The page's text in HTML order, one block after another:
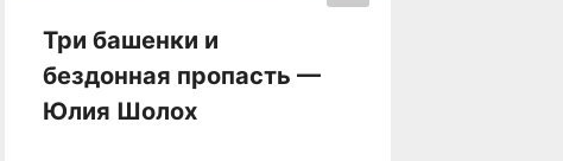
Три башенки и
бездонная пропасть —
Юлия Шолох